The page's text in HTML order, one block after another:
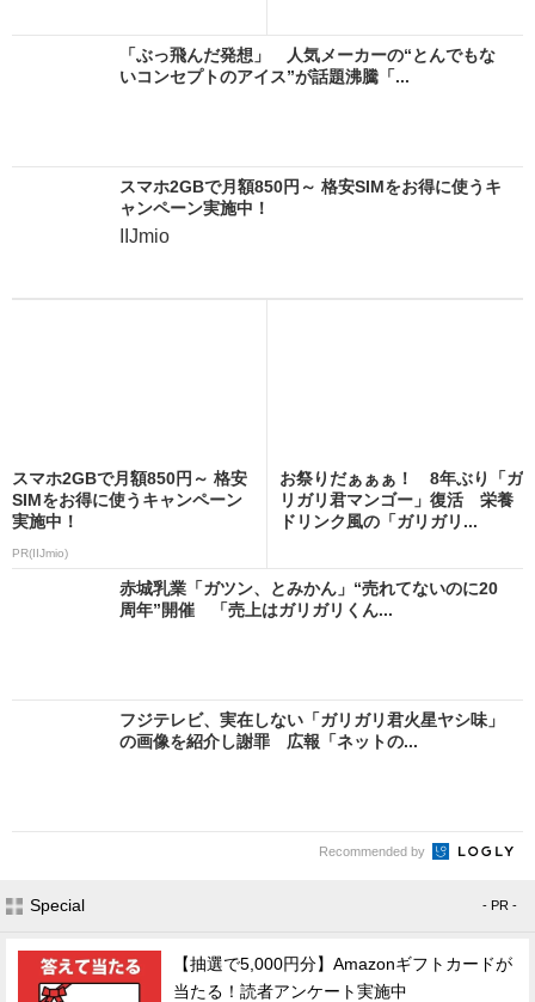
「ぶっ飛んだ発想」 人気メーカーの“とんでもな
いコンセプトのアイス”が話題沸騰「...
スマホ2GBで月額850円～ 格安SIMをお得に使うキ
ャンペーン実施中！
IIJmio
スマホ2GBで月額850円～ 格安
SIMをお得に使うキャンペーン
実施中！
PR(IIJmio)
お祭りだぁぁぁ！ 8年ぶり「ガ
リガリ君マンゴー」復活 栄養
ドリンク風の「ガリガリ...
赤城乳業「ガツン、とみかん」“売れてないのに20
周年”開催 「売上はガリガリくん...
フジテレビ、実在しない「ガリガリ君火星ヤシ味」
の画像を紹介し謝罪 広報「ネットの...
Recommended by
Special - PR -
【抽選で5,000円分】Amazonギフトカードが
当たる！読者アンケート実施中